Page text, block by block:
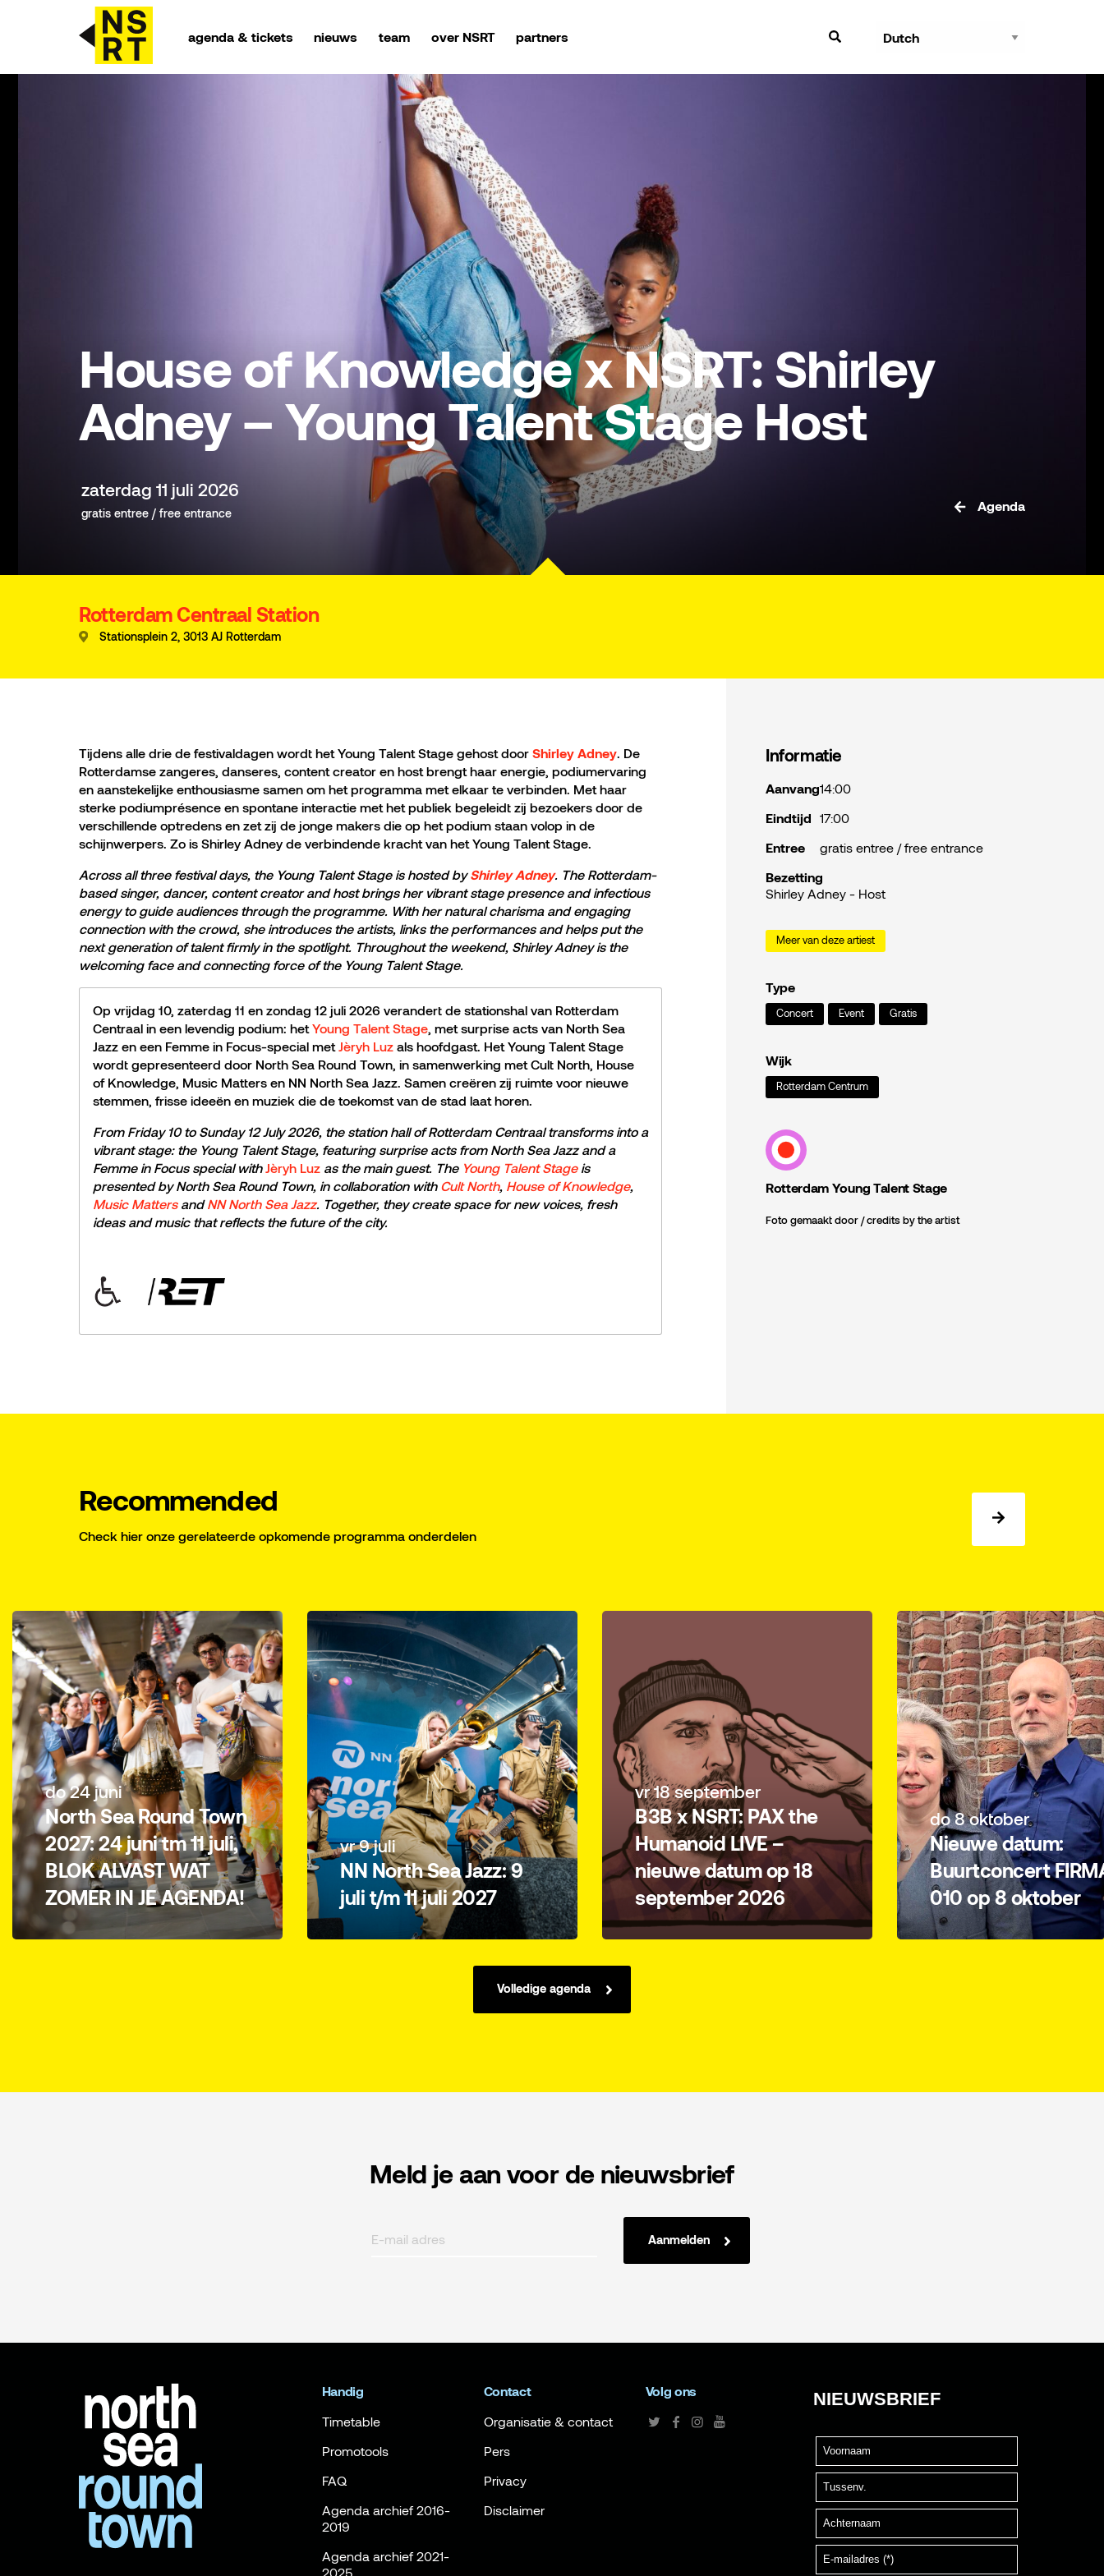
agenda & tickets nieuws team over NSRT partners
House of Knowledge x NSRT: Shirley
Adney – Young Talent Stage Host
zaterdag 11 juli 2026
gratis entree / free entrance Agenda
Rotterdam Centraal Station
Stationsplein 2, 3013 AJ Rotterdam
Tijdens alle drie de festivaldagen wordt het Young Talent Stage gehost door Shirley Adney. De
Rotterdamse zangeres, danseres, content creator en host brengt haar energie, podiumervaring
en aanstekelijke enthousiasme samen om het programma met elkaar te verbinden. Met haar
sterke podiumprésence en spontane interactie met het publiek begeleidt zij bezoekers door de
verschillende optredens en zet zij de jonge makers die op het podium staan volop in de
schijnwerpers. Zo is Shirley Adney de verbindende kracht van het Young Talent Stage.
Across all three festival days, the Young Talent Stage is hosted byShirley Adney. The Rotterdam-
based singer, dancer, content creator and host brings her vibrant stage presence and infectious
energy to guide audiences through the programme. With her natural charisma and engaging
connection with the crowd, she introduces the artists, links the performances and helps put the
next generation of talent firmly in the spotlight. Throughout the weekend, Shirley Adney is the
welcoming face and connecting force of the Young Talent Stage.
Op vrijdag 10, zaterdag 11 en zondag 12 juli 2026 verandert de stationshal van Rotterdam
Centraal in een levendig podium: hetYoung Talent Stage, met surprise acts van North Sea
Jazz en een Femme in Focus-special metJèryh Luz als hoofdgast. Het Young Talent Stage
wordt gepresenteerd door North Sea Round Town, in samenwerking met Cult North, House
of Knowledge, Music Matters en NN North Sea Jazz. Samen creëren zij ruimte voor nieuwe
stemmen, frisse ideeën en muziek die de toekomst van de stad laat horen.
From Friday 10 to Sunday 12 July 2026, the station hall of Rotterdam Centraal transforms into a
vibrant stage: the Young Talent Stage, featuring surprise acts from North Sea Jazz and a
Femme in Focus special withJèryh Luz as the main guest. The Young Talent Stageis
presented by North Sea Round Town, in collaboration with Cult North, House of Knowledge,
Music MattersandNN North Sea Jazz. Together, they create space for new voices, fresh
ideas and music that reflects the future of the city.
Informatie
Aanvang14:00
Eindtijd
17:00
Entree
gratis entree / free entrance
Bezetting
Shirley Adney - Host
Meer van deze artiest
Type
Concert Event Gratis
Wijk
Rotterdam Centrum
Rotterdam Young Talent Stage
Foto gemaakt door / credits by the artist
Recommended
Check hier onze gerelateerde opkomende programma onderdelen
do 24 juni
North Sea Round Town
2027: 24 juni tm 11 juli,
BLOK ALVAST WAT
ZOMER IN JE AGENDA!
vr 9 juli
NN North Sea Jazz: 9
juli t/m 11 juli 2027
vr 18 september
B3B x NSRT: PAX the
Humanoid LIVE –
nieuwe datum op 18
september 2026
do 8 oktober
Nieuwe datum:
Buurtconcert
010 op 8 oktober
Volledige agenda
Meld je aan voor de nieuwsbrief
Aanmelden
Handig
Timetable
Promotools
FAQ
Agenda archief 2016-
2019
Agenda archief 2021-
2025
Contact
Organisatie & contact
Pers
Privacy
Disclaimer
Volg ons